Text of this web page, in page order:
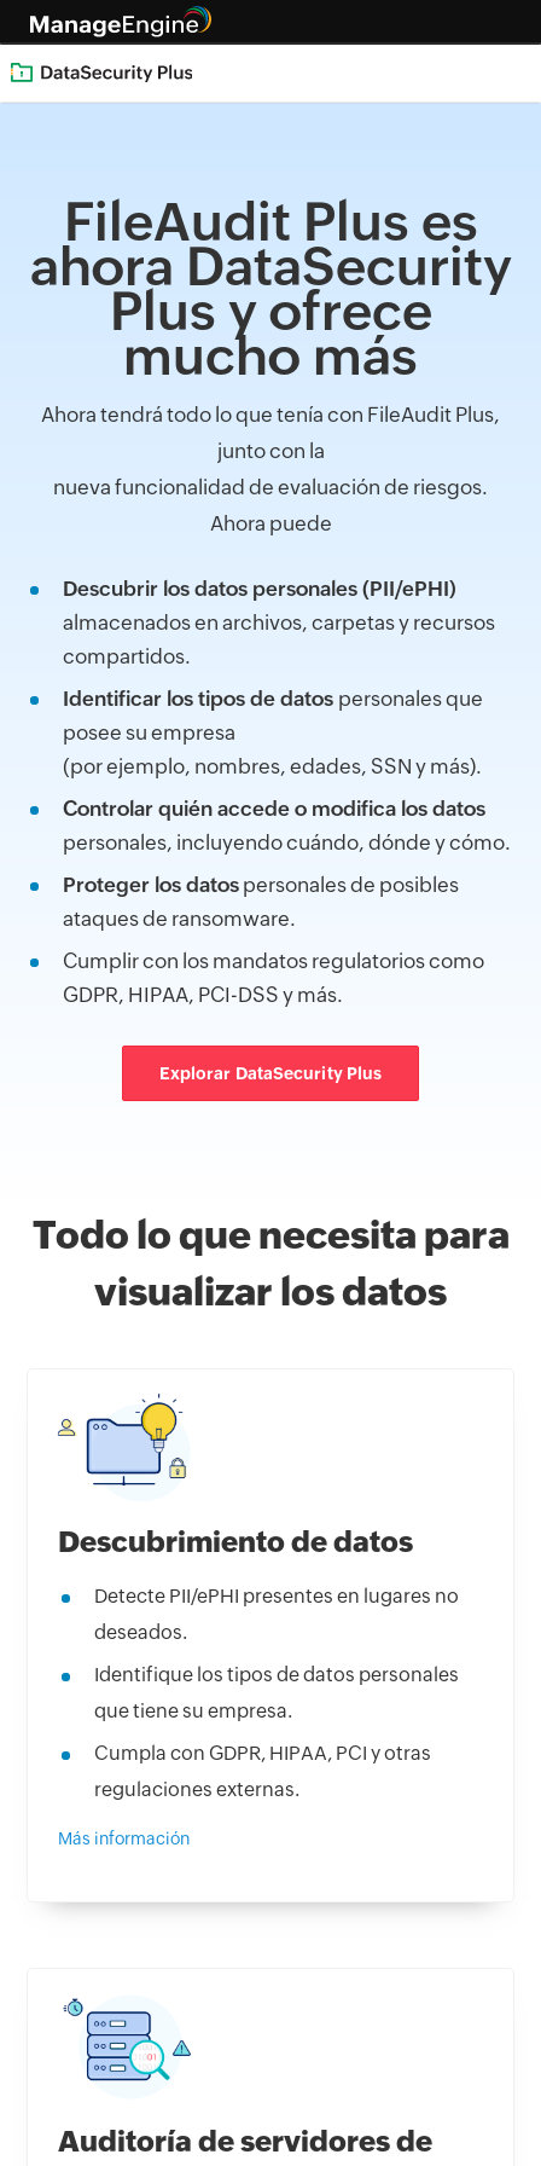
FileAudit Plus es
ahora DataSecurity
Plus y ofrece
mucho más
Ahora tendrá todo lo que tenía con FileAudit Plus,
junto con la
nueva funcionalidad de evaluación de riesgos.
Ahora puede
Descubrir los datos personales (PII/ePHI)
almacenados en archivos, carpetas y recursos
compartidos.
Identificar los tipos de datos personales que
posee su empresa
(por ejemplo, nombres, edades, SSN y más).
Controlar quién accede o modifica los datos
personales, incluyendo cuándo, dónde y cómo.
Proteger los datos personales de posibles
ataques de ransomware.
Cumplir con los mandatos regulatorios como
GDPR, HIPAA, PCI-DSS y más.
Explorar DataSecurity Plus
Todo lo que necesita para
visualizar los datos
Descubrimiento de datos
Detecte PII/ePHI presentes en lugares no
deseados.
Identifique los tipos de datos personales
que tiene su empresa.
Cumpla con GDPR, HIPAA, PCI y otras
regulaciones externas.
Más información
Auditoría de servidores de